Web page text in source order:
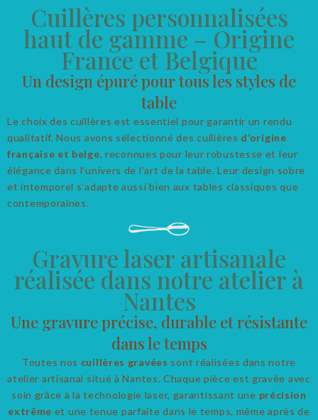
Cuillères personnalisées
haut de gamme – Origine
France et Belgique
Un design épuré pour tous les styles de
table
Le choix des cuillères est essentiel pour garantir un rendu
qualitatif. Nous avons sélectionné des cuillères d’origine
française et belge, reconnues pour leur robustesse et leur
élégance dans l’univers de l’art de la table. Leur design sobre
et intemporel s’adapte aussi bien aux tables classiques que
contemporaines.
Gravure laser artisanale
réalisée dans notre atelier à
Nantes
Une gravure précise, durable et résistante
dans le temps
Toutes nos cuillères gravées sont réalisées dans notre
atelier artisanal situé à Nantes. Chaque pièce est gravée avec
soin grâce à la technologie laser, garantissant une précision
extrême et une tenue parfaite dans le temps, même après de